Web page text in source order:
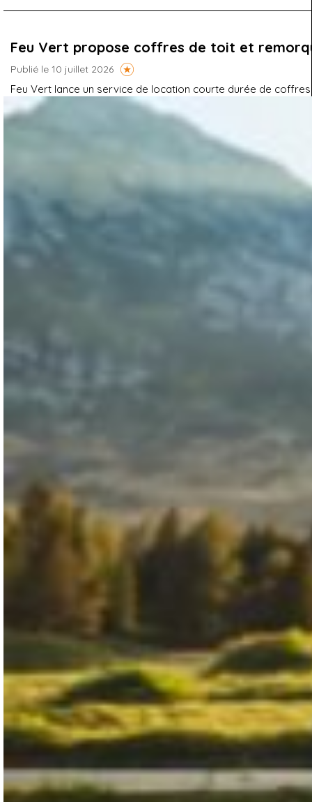
Feu Vert propose coffres de toit et
Publié le 10 juillet 2026
Feu Vert lance un service de location courte durée de